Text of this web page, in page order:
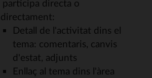
participa directa o
Detall de l'activitat dins el
tema: comentaris, canvis
d'estat, adjunts
Enllaç al tema dins l'àrea